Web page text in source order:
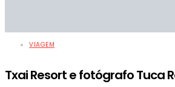
VIAGEM
Txai Resort e fotógrafo